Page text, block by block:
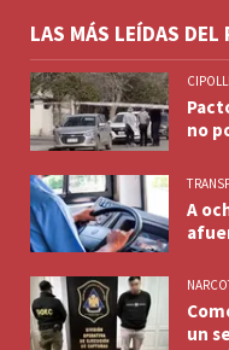
LAS MÁS LEÍDAS DEL
no
A
un